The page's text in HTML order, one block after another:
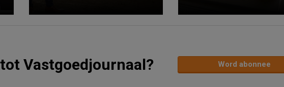
Vastgoedjournaal? Word abonnee